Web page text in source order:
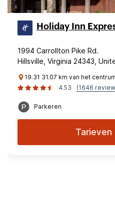
Holiday Inn
1994 Carrollton Pike Rd.
Hillsville, Virginia 24343,
19.31 31.07 km van het
4.53
(1646
Parkeren
Tarieven